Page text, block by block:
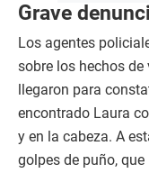
Grave
Los agentes
sobre los hechos
llegaron para
encontrado Laura
y en la cabeza. A
golpes de puño,